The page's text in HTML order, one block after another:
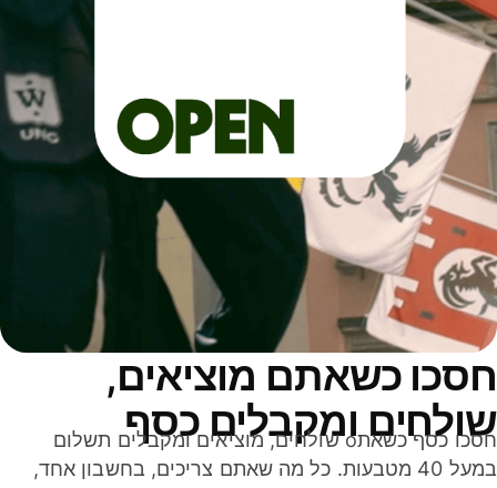
כשאתם מוציאים,
ומקבלים כסף
חסכו כסף כשאתo שולחים, מוציאים ומקבלים תשלום
במעל 40 מטבעות. כל מה שאתם צריכים, בחשבון אחד,